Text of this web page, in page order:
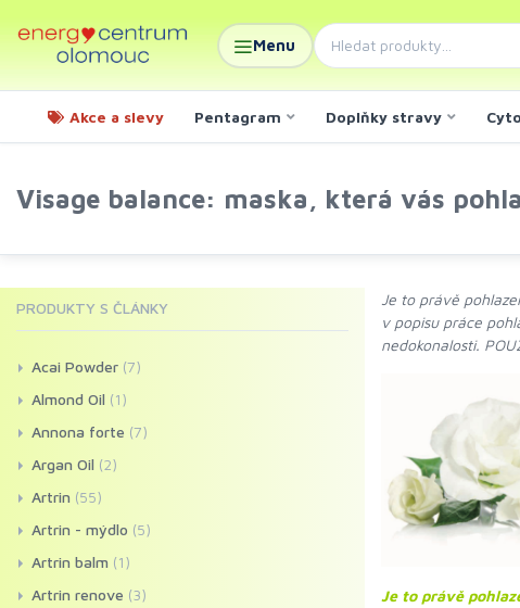
Menu
Akce a slevy Pentagram Doplňky stravy
Visage balance: maska, která vás
Je to právě
v popisu práce
nedokonalosti.
Je to právě
PRODUKTY S ČLÁNKY
Acai Powder (7)
Almond Oil (1)
Annona forte (7)
Argan Oil (2)
Artrin (55)
Artrin - mýdlo (5)
Artrin balm (1)
Artrin renove (3)